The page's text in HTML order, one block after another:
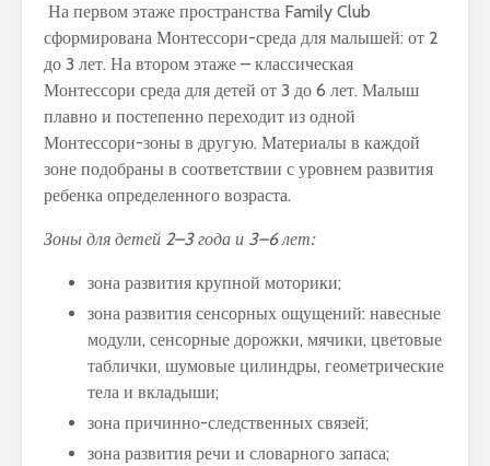
На первом этаже пространства Family Club
сформирована Монтессори-среда для малышей: от 2
до 3 лет. На втором этаже – классическая
Монтессори среда для детей от 3 до 6 лет. Малыш
плавно и постепенно переходит из одной
Монтессори-зоны в другую. Материалы в каждой
зоне подобраны в соответствии с уровнем развития
ребенка определенного возраста.
Зоны для детей 2–3 года и 3–6 лет:
зона развития крупной моторики;
зона развития сенсорных ощущений: навесные
модули, сенсорные дорожки, мячики, цветовые
таблички, шумовые цилиндры, геометрические
тела и вкладыши;
зона причинно-следственных связей;
зона развития речи и словарного запаса;